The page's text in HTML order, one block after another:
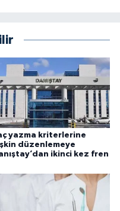
yazma kriterlerine
düzenlemeye
ikinci kez fren